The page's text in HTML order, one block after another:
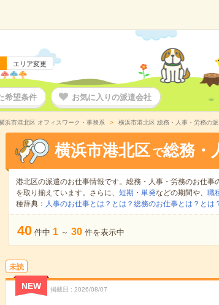
エリア変更
希望条件 お気に入りの派遣会社
浜市港北区 オフィスワーク・事務系 横浜市港北区 総務・人事・労務の
横浜市港北区 で総務・
港北区の派遣のお仕事情報です。総務・人事・労務のお仕事
を取り揃えています。さらに、 短期 ・ 単発などの期間や、 職
種辞典： 人事のお仕事とは？とは？ 総務のお仕事とは？とは
40 件中 1 ～ 30 件を表示中
未読
NEW 掲載日 2026/08/07